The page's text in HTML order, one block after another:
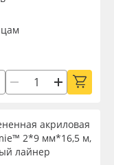
акриловая
2*9 мм*16,5 м,
лайнер